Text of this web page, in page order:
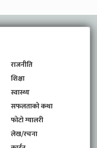
राजनीति
शिक्षा
स्वास्थ्य
सफलताको कथा
फोटो ग्यालरी
लेख/रचना